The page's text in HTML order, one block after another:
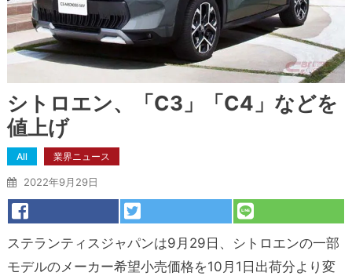
シトロエン、「C3」「C4」などを
値上げ
All 業界ニュース
2022年9月29日
ステランティスジャパンは9月29日、シトロエンの一部
モデルのメーカー希望小売価格を10月1日出荷分より変